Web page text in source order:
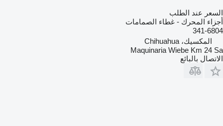
السعر عند الطلب
أجزاء المحرك - غطاء الصمامات
341-6804
المكسيك، Chihuahua
Maquinaria Wiebe Km 24 Sa
الاتصال بالبائع